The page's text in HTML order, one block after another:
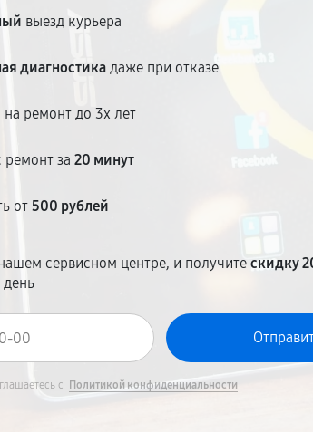
выезд курьера
диагностика даже при отказе
на ремонт до 3х лет
ремонт за20 минут
от500 рублей
сервисном центре, и получитескидку
день
с Политикой конфиденциальности